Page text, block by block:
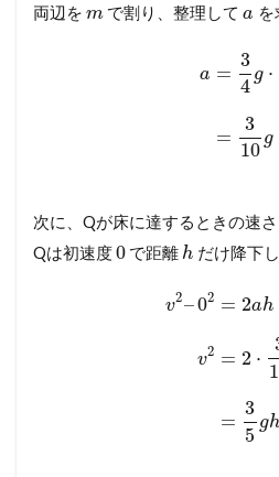
両辺を m で割り、整理してa を
a =
3
4
g ⋅
=
3
10
g
次に、Qが床に達するときの速さ
Qは初速度0 で距離 h だけ降下
v2–02
v2
= 2ah
= 2 ⋅
=
3
5
gh